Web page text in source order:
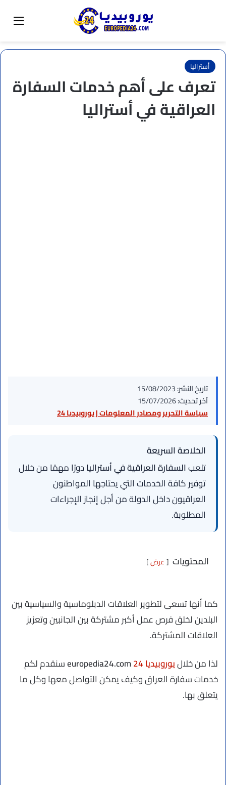
تبديل المظهر
أستراليا
تعرف على أهم خدمات السفارة
العراقية في أستراليا
تاريخ النشر:15/08/2023
آخر تحديث:15/07/2026
سياسة التحرير ومصادر المعلومات | يوروبيديا 24
الخلاصة السريعة
تلعبالسفارة العراقية في أستراليادورًا مهمًا من خلال
توفير كافة الخدمات التي يحتاجها المواطنون
العراقيون داخل الدولة من أجل إنجاز الإجراءات
المطلوبة.
المحتويات عرض
كما أنها تسعى لتطوير العلاقات الدبلوماسية والسياسية بين
البلدين لخلق فرص عمل أكبر مشتركة بين الجانبين وتعزيز
العلاقات المشتركة.
لذا من خلاليوروبيديا 24
سنقدم لكم
خدمات سفارة العراق وكيف يمكن التواصل معها وكل ما
يتعلق بها.